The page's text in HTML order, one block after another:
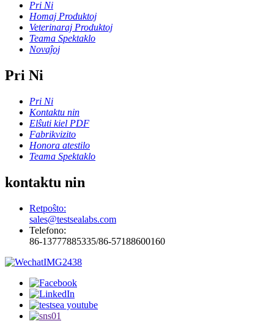
Pri Ni
Homaj Produktoj
Veterinaraj Produktoj
Teama Spektaklo
Novaĵoj
Pri Ni
Pri Ni
Kontaktu nin
Elŝuti kiel PDF
Fabrikvizito
Honora atestilo
Teama Spektaklo
kontaktu nin
Retpoŝto:
sales@testsealabs.com
Telefono:
86-13777885335/86-57188600160